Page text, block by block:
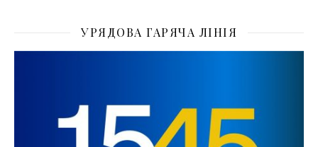
УРЯДОВА ГАРЯЧА ЛІНІЯ